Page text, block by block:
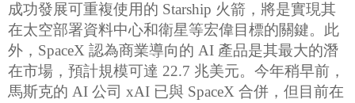
成功發展可重複使用的 Starship 火箭，將是實現其
在太空部署資料中心和衛星等宏偉目標的關鍵。此
外，SpaceX 認為商業導向的 AI 產品是其最大的潛
在市場，預計規模可達 22.7 兆美元。今年稍早前，
馬斯克的 AI 公司 xAI 已與 SpaceX 合併，但目前在